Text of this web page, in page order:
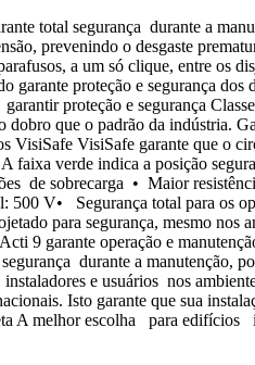
total segurança durante a
prevenindo o desgaste
a um só clique, entre os
garante proteção e segurança
proteção e segurança
dobro que o padrão da indústria.
VisiSafe VisiSafe garante que o
faixa verde indica a posição
de sobrecarga • Maior
500 V• Segurança total para os
para segurança, mesmo nos
9 garante operação e
durante a manutenção,
instaladores e usuários nos
Isto garante que sua
A melhor escolha para edifícios